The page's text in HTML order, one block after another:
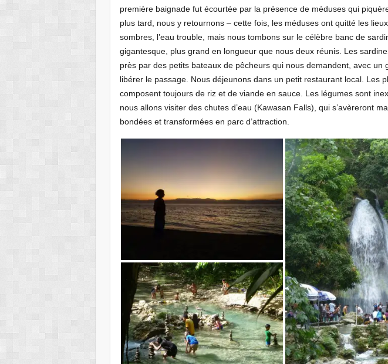
première baignade fut écourtée par la présence de méduses qui
plus tard, nous y retournons – cette fois, les méduses ont quitté les
sombres, l’eau trouble, mais nous tombons sur le célèbre banc de
gigantesque, plus grand en longueur que nous deux réunis. Les
près par des petits bateaux de pêcheurs qui nous demandent, avec un
libérer le passage. Nous déjeunons dans un petit restaurant local. Les
composent toujours de riz et de viande en sauce. Les légumes sont
nous allons visiter des chutes d’eau (Kawasan Falls), qui s’avèreront
bondées et transformées en parc d’attraction.